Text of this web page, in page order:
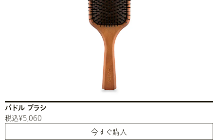
パドル ブラシ
税込¥5,060
今すぐ購入